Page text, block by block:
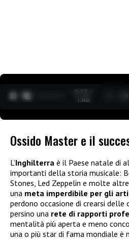
0:14 /
1:40
Ossido Master e il
L’Inghilterra è il Paese natale di
importanti della storia musicale:
Stones, Led Zeppelin e molte
una meta imperdibile per gli
perdono occasione di crearsi
persino una rete di rapporti
mentalità più aperta e meno
una o più star di fama mondiale è